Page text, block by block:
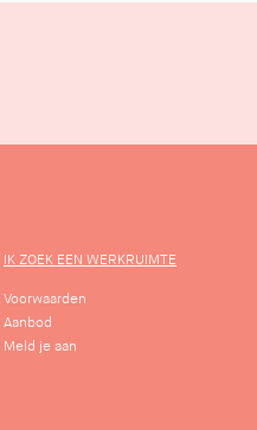
IK ZOEK EEN WERKRUIMTE
Voorwaarden
Aanbod
Meld je aan